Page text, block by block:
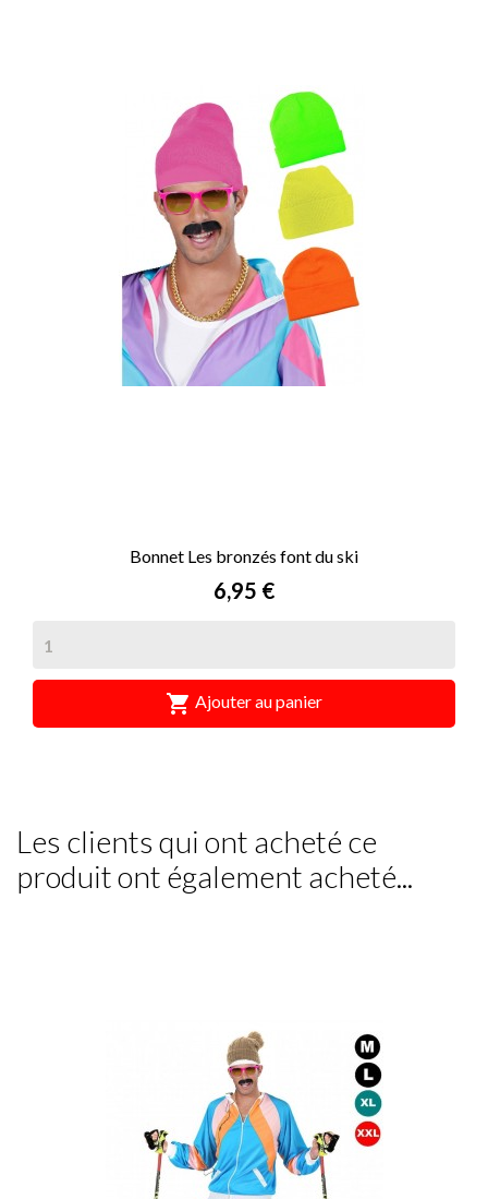
Bonnet Les bronzés font du ski
Prix
6,95 €
 Ajouter au panier
Les clients qui ont acheté ce
produit ont également acheté...